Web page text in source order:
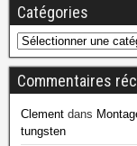
Catégories
Commentaires
Clement dans
tungsten